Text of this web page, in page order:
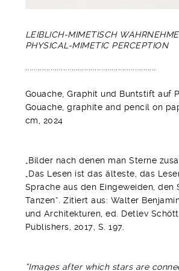
LEIBLICH-MIMETISCH
PHYSICAL-MIMETIC PERCEPTION
..............................................................
Gouache, Graphit und Buntstift auf
Gouache, graphite and pencil on
cm, 2024
„Bilder nach denen man Sterne
„Das Lesen ist das älteste, das
Sprache aus den Eingeweiden, den
Tanzen“. Zitiert aus: Walter
und Architekturen, ed. Detlev
Publishers, 2017, S. 197.
“Images after which stars are